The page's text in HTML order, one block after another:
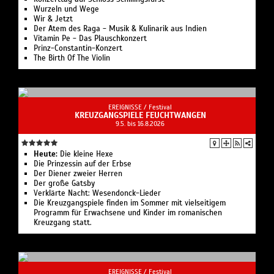
Anmeldung/Infos:
www.parkrun.com.de/landesgartenschaupark
Wurzeln und Wege
Wir & Jetzt
Der Atem des Raga - Musik & Kulinarik aus Indien
Vitamin Pe - Das Plauschkonzert
Prinz-Constantin-Konzert
The Birth Of The Violin
EREIGNISSE / Festival
KREUZGANGSPIELE FEUCHTWANGEN
9.5. bis 16.8.2026
Heute: Die kleine Hexe
Die Prinzessin auf der Erbse
Der Diener zweier Herren
Der große Gatsby
Verklärte Nacht: Wesendonck-Lieder
Die Kreuzgangspiele finden im Sommer mit vielseitigem
Programm für Erwachsene und Kinder im romanischen
Kreuzgang statt.
EREIGNISSE / Festival